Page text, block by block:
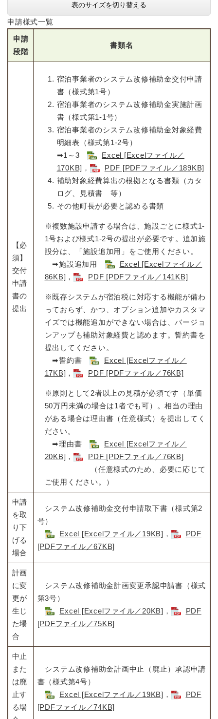
表のサイズを切り替える
申請様式一覧
申請
段階
書類名
【必
須】
交付
申請
書の
提出
宿泊事業者のシステム改修補助金交付申請
書（様式第1号）
宿泊事業者のシステム改修補助金実施計画
書（様式第1-1号）
宿泊事業者のシステム改修補助金対象経費
明細表（様式第1-2号）
➡1～3
Excel [Excelファイル／
170KB] ，
PDF [PDFファイル／189KB]
補助対象経費算出の根拠となる書類（カタ
ログ、見積書 等）
その他町長が必要と認める書類
※複数施設申請する場合は、施設ごとに様式1-
1号および様式1-2号の提出が必要です。追加施
設分は、「施設追加用」をご使用ください。
➡施設追加用
Excel [Excelファイル／
86KB] ， PDF [PDFファイル／141KB]
※既存システムが宿泊税に対応する機能が備わ
っておらず、かつ、オプション追加やカスタマ
イズでは機能追加ができない場合は、バージョ
ンアップも補助対象経費と認めます。誓約書を
提出してください。
➡誓約書
Excel [Excelファイル／
17KB] ， PDF [PDFファイル／76KB]
※原則として2者以上の見積が必須です（単価
50万円未満の場合は1者でも可）。相当の理由
がある場合は理由書（任意様式）を提出してく
ださい。
➡理由書
Excel [Excelファイル／
20KB] ，
PDF [PDFファイル／76KB]
（任意様式のため、必要に応じて
ご使用ください。）
申請
を取
り下
げる
場合
システム改修補助金交付申請取下書（様式第2
号）
Excel [Excelファイル／19KB] ，
PDF
[PDFファイル／67KB]
計画
に変
更が
生じ
た場
合
システム改修補助金計画変更承認申請書（様式
第3号）
Excel [Excelファイル／20KB] ，
PDF
[PDFファイル／75KB]
中止
また
は廃
止す
る場
システム改修補助金計画中止（廃止）承認申請
書（様式第4号）
Excel [Excelファイル／19KB] ，
PDF
[PDFファイル／74KB]